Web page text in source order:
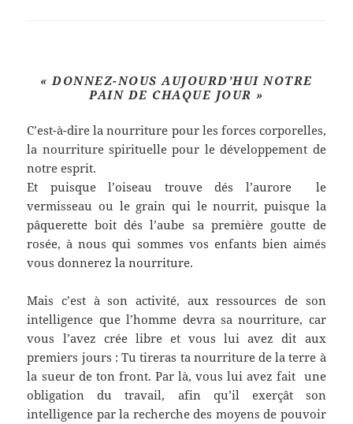
« DONNEZ-NOUS AUJOURD’HUI NOTRE
PAIN DE CHAQUE JOUR »
C’est-à-dire la nourriture pour les forces corporelles,
la nourriture spirituelle pour le développement de
notre esprit.
Et puisque l’oiseau trouve dés l’aurore le
vermisseau ou le grain qui le nourrit, puisque la
pâquerette boit dés l’aube sa première goutte de
rosée, à nous qui sommes vos enfants bien aimés
vous donnerez la nourriture.
Mais c’est à son activité, aux ressources de son
intelligence que l’homme devra sa nourriture, car
vous l’avez crée libre et vous lui avez dit aux
premiers jours : Tu tireras ta nourriture de la terre à
la sueur de ton front. Par là, vous lui avez fait une
obligation du travail, afin qu’il exerçât son
intelligence par la recherche des moyens de pouvoir